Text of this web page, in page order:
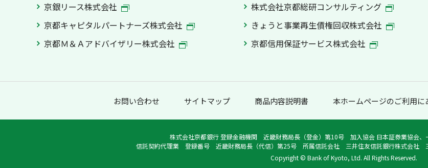
京銀リース株式会社
株式会社京都総研コンサルティング
京都キャピタルパートナーズ株式会社
きょうと事業再生債権回収株式会社
京都Ｍ＆Ａアドバイザリー株式会社
京都信用保証サービス株式会社
お問い合わせ サイトマップ 商品内容説明書 本ホームページのご利用に
株式会社京都銀行 登録金融機関 近畿財務局長（登金）第10号 加入協会 日本証券業協会、
信託契約代理業 登録番号 近畿財務局長（代信）第25号 所属信託会社 三井住友信託銀行株式会社
Copyright © Bank of Kyoto, Ltd. All Rights Reserved.